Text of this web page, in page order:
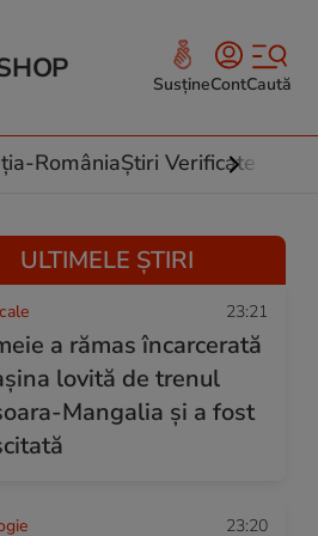
SusțineContCaută
RomâniaȘtiri Verificate by
ULTIMELE ȘTIRI
23:21
a rămas încarcerată
lovită de trenul
Mangalia şi a fost
23:20